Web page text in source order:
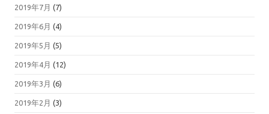
2019年7月 (7)
2019年6月 (4)
2019年5月 (5)
2019年4月 (12)
2019年3月 (6)
2019年2月 (3)